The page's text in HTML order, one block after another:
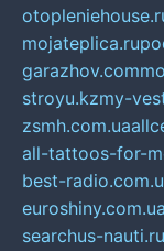
mojateplica.ru
garazhov.com
stroyu.kzmy-
zsmh.com.ua
all-tattoos-for-
best-
euroshiny.com.ua
searchus-nauti.ru